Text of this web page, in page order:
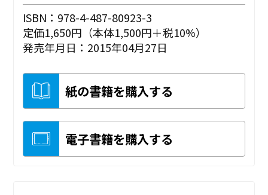
ISBN：978-4-487-80923-3
定価1,650円（本体1,500円＋税10%）
発売年月日：2015年04月27日
紙の書籍を購入する
電子書籍を購入する